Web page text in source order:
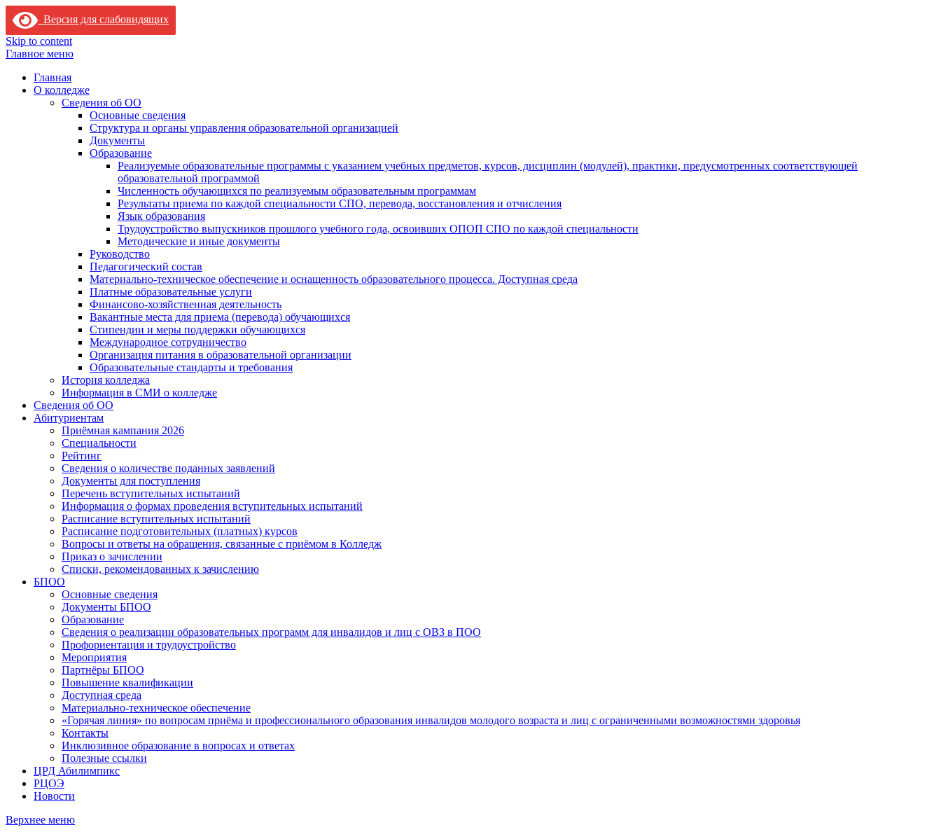
Версия для слабовидящих
Skip to content
Главное меню
Главная
О колледже
Сведения об ОО
Основные сведения
Структура и органы управления образовательной организацией
Документы
Образование
Реализуемые образовательные программы с указанием учебных предметов, курсов, дисциплин (модулей), практики, предусмотренных соответствующей
образовательной программой
Численность обучающихся по реализуемым образовательным программам
Результаты приема по каждой специальности СПО, перевода, восстановления и отчисления
Язык образования
Трудоустройство выпускников прошлого учебного года, освоивших ОПОП СПО по каждой специальности
Методические и иные документы
Руководство
Педагогический состав
Материально-техническое обеспечение и оснащенность образовательного процесса. Доступная среда
Платные образовательные услуги
Финансово-хозяйственная деятельность
Вакантные места для приема (перевода) обучающихся
Стипендии и меры поддержки обучающихся
Международное сотрудничество
Организация питания в образовательной организации
Образовательные стандарты и требования
История колледжа
Информация в СМИ о колледже
Сведения об ОО
Абитуриентам
Приёмная кампания 2026
Специальности
Рейтинг
Сведения о количестве поданных заявлений
Документы для поступления
Перечень вступительных испытаний
Информация о формах проведения вступительных испытаний
Расписание вступительных испытаний
Расписание подготовительных (платных) курсов
Вопросы и ответы на обращения, связанные с приёмом в Колледж
Приказ о зачислении
Списки, рекомендованных к зачислению
БПОО
Основные сведения
Документы БПОО
Образование
Сведения о реализации образовательных программ для инвалидов и лиц с ОВЗ в ПОО
Профориентация и трудоустройство
Мероприятия
Партнёры БПОО
Повышение квалификации
Доступная среда
Материально-техническое обеспечение
«Горячая линия» по вопросам приёма и профессионального образования инвалидов молодого возраста и лиц с ограниченными возможностями здоровья
Контакты
Инклюзивное образование в вопросах и ответах
Полезные ссылки
ЦРД Абилимпикс
РЦОЭ
Новости
Верхнее меню